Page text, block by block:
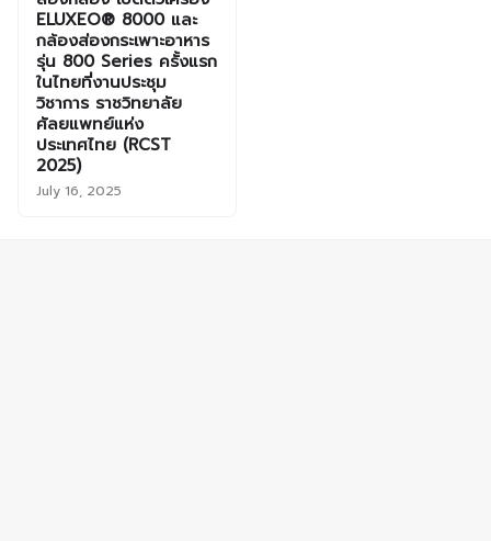
ELUXEO® 8000 และ
กล้องส่องกระเพาะอาหาร
รุ่น 800 Series ครั้งแรก
ในไทยที่งานประชุม
วิชาการ ราชวิทยาลัย
ศัลยแพทย์แห่ง
ประเทศไทย (RCST
2025)
July 16, 2025